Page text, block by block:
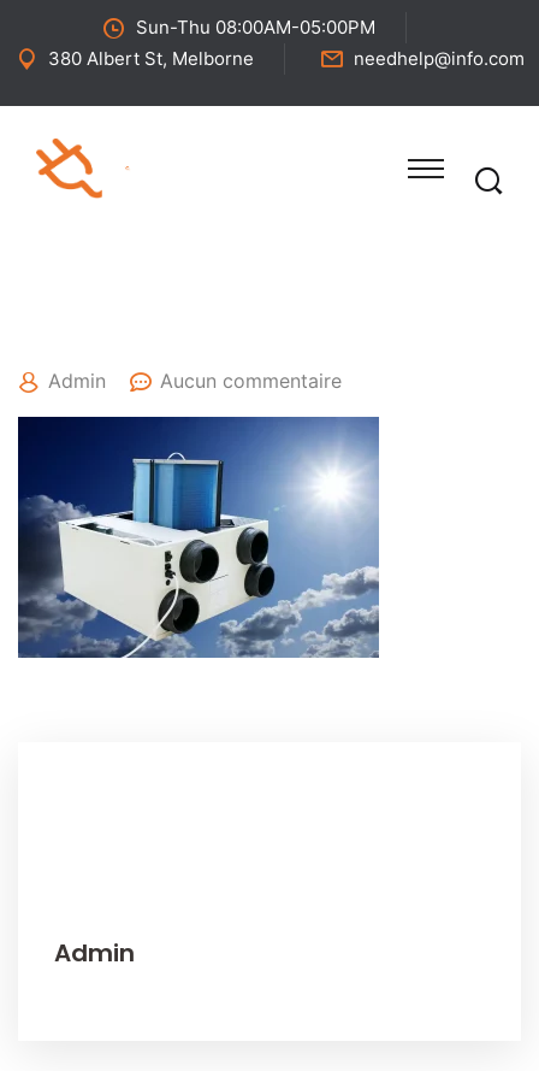
Sun-Thu 08:00AM-05:00PM
380 Albert St, Melborne
needhelp@info.com
Admin Aucun commentaire
Admin